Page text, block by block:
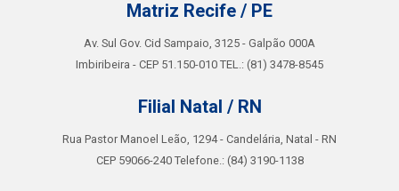
Matriz Recife / PE
Av. Sul Gov. Cid Sampaio, 3125 - Galpão 000A
Imbiribeira - CEP 51.150-010 TEL.: (81) 3478-8545
Filial Natal / RN
Rua Pastor Manoel Leão, 1294 - Candelária, Natal - RN
CEP 59066-240 Telefone.: (84) 3190-1138